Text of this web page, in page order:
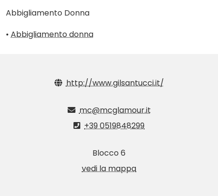
Abbigliamento Donna
• Abbigliamento donna
http://www.gilsantucci.it/
mc@mcglamour.it
+39 0519848299
Blocco 6
vedi la mappa